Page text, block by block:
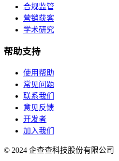
合规监管
营销获客
学术研究
帮助支持
使用帮助
常见问题
联系我们
意见反馈
开发者
加入我们
© 2024 企查查科技股份有限公司